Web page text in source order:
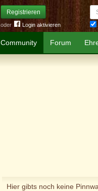
Registrieren
oder Login aktivieren
Community Forum
Hier gibts noch keine